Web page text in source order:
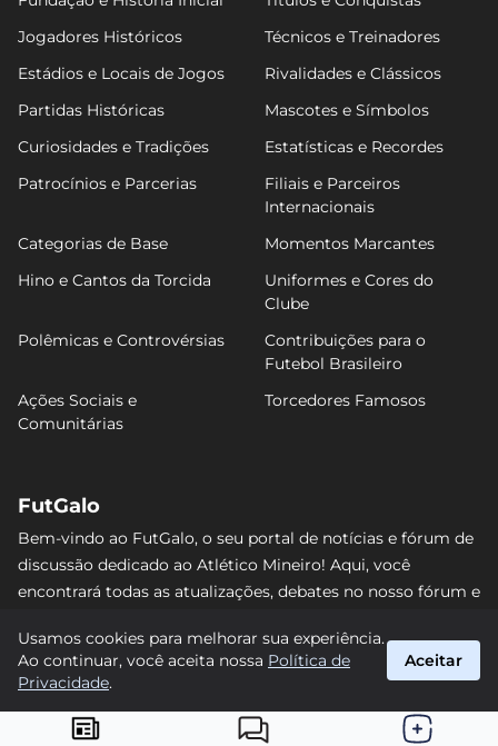
Jogadores Históricos
Técnicos e Treinadores
Estádios e Locais de Jogos
Rivalidades e Clássicos
Partidas Históricas
Mascotes e Símbolos
Curiosidades e Tradições
Estatísticas e Recordes
Patrocínios e Parcerias
Filiais e Parceiros
Internacionais
Categorias de Base
Momentos Marcantes
Hino e Cantos da Torcida
Uniformes e Cores do
Clube
Polêmicas e Controvérsias
Contribuições para o
Futebol Brasileiro
Ações Sociais e
Comunitárias
Torcedores Famosos
FutGalo
Bem-vindo ao FutGalo, o seu portal de notícias e fórum de
discussão dedicado ao Atlético Mineiro! Aqui, você
encontrará todas as atualizações, debates no nosso fórum e
e junte-se à comunidade alvinegra mais vibrante da
internet! #AtléticoMineiro #FutGalo
Usamos cookies para melhorar sua experiência.
Ao continuar, você aceita nossa Política de
Privacidade.
Aceitar